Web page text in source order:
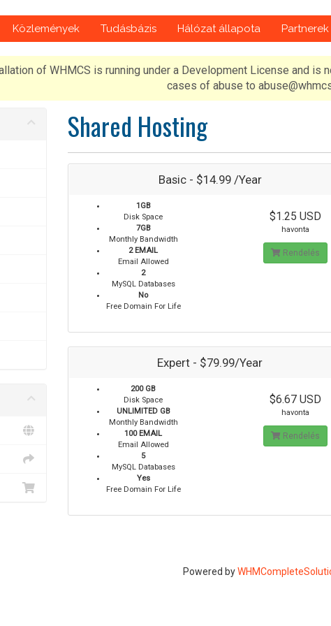
Közlemények Tudásbázis Hálózat állapota Partnerek
of WHMCS is running under a Development License and is
cases of abuse to
Shared Hosting
Basic - $14.99 /Year
1GB
Disk Space
7GB
Monthly Bandwidth
2 EMAIL
Email Allowed
2
MySQL Databases
No
Free Domain For Life
$1.25 USD
havonta
Rendelés
Expert - $79.99/Year
200 GB
Disk Space
UNLIMITED GB
Monthly Bandwidth
100 EMAIL
Email Allowed
5
MySQL Databases
Yes
Free Domain For Life
$6.67 USD
havonta
Rendelés
Powered by